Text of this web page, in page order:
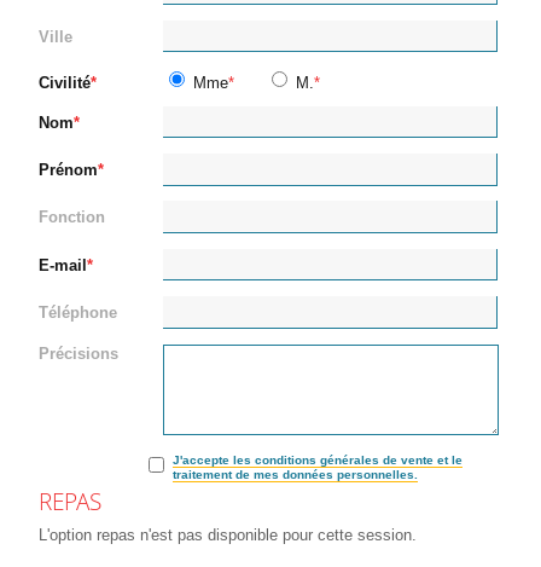
Ville
Civilité Mme M.
Nom
Prénom
Fonction
E-mail
Téléphone
Précisions
J'accepte les conditions générales de vente et le
traitement de mes données personnelles.
REPAS
L'option repas n'est pas disponible pour cette session.